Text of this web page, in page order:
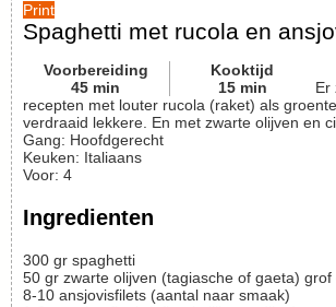
Print
Spaghetti met rucola en
Voorbereiding
45 min
Kooktijd
15 min
Er zijn weinig
recepten met louter rucola (raket) als
verdraaid lekkere. En met zwarte olijven en
Gang: Hoofdgerecht
Keuken: Italiaans
Voor: 4
Ingredienten
300 gr spaghetti
50 gr zwarte olijven (tagiasche of gaeta) grof
8-10 ansjovisfilets (aantal naar smaak)